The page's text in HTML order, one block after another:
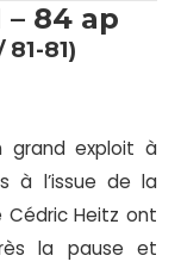
– 84 ap
81)
grand exploit à
à l’issue de la
Heitz ont
la pause et